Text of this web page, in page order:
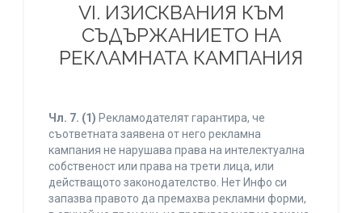
VI. ИЗИСКВАНИЯ КЪМ
СЪДЪРЖАНИЕТО НА
РЕКЛАМНАТА КАМПАНИЯ
Чл. 7. (1) Рекламодателят гарантира, че
съответната заявена от него рекламна
кампания не нарушава права на интелектуална
собственост или права на трети лица, или
действащото законодателство. Нет Инфо си
запазва правото да премахва рекламни форми,